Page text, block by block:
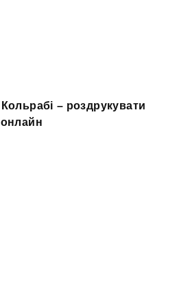
– роздрукувати